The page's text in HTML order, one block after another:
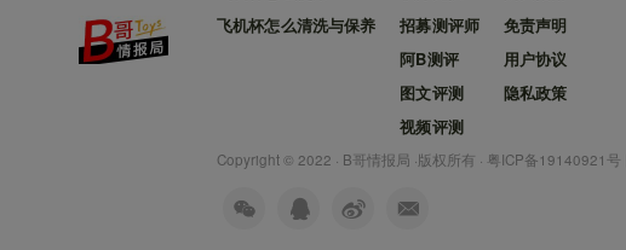
飞机杯怎么清洗与保养
招募测评师
阿B测评
图文评测
视频评测
免责声明
用户协议
隐私政策
Copyright © 2022 · B哥情报局 ·版权所有 · 粤ICP备19140921号